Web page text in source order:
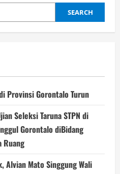
SEARCH
Provinsi Gorontalo Turun
Seleksi Taruna STPN di
Gorontalo diBidang
Ruang
Alvian Mato Singgung Wali